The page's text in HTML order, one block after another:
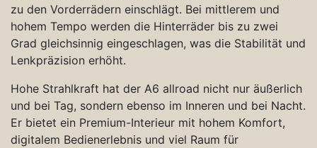
zu den Vorderrädern einschlägt. Bei mittlerem und
hohem Tempo werden die Hinterräder bis zu zwei
Grad gleichsinnig eingeschlagen, was die Stabilität und
Lenkpräzision erhöht.
Hohe Strahlkraft hat der A6 allroad nicht nur äußerlich
und bei Tag, sondern ebenso im Inneren und bei Nacht.
Er bietet ein Premium-Interieur mit hohem Komfort,
digitalem Bedienerlebnis und viel Raum für